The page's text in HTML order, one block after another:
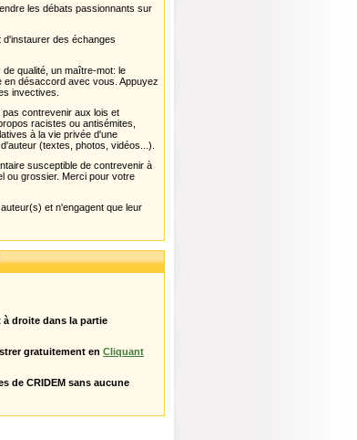
les débats passionnants sur
des échanges
qualité, un maître-mot: le
désaccord avec vous. Appuyez
invectives.
contrevenir aux lois et
racistes ou antisémites,
à la vie privée d'une
(textes, photos, vidéos...).
susceptible de contrevenir à
ou grossier. Merci pour votre
et n'engagent que leur
droite dans la partie
gratuitement en Cliquant
de CRIDEM sans aucune